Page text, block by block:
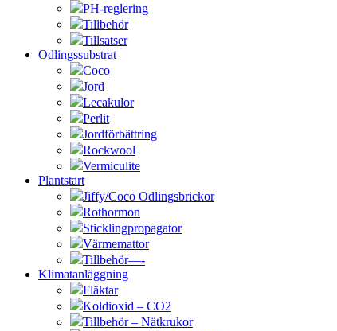
PH-reglering
Tillbehör
Tillsatser
Odlingssubstrat
Coco
Jord
Lecakulor
Perlit
Jordförbättring
Rockwool
Vermiculite
Plantstart
Jiffy/Coco Odlingsbrickor
Rothormon
Sticklingpropagator
Värmemattor
Tillbehör—-
Klimatanläggning
Fläktar
Koldioxid – CO2
Tillbehör – Nätkrukor